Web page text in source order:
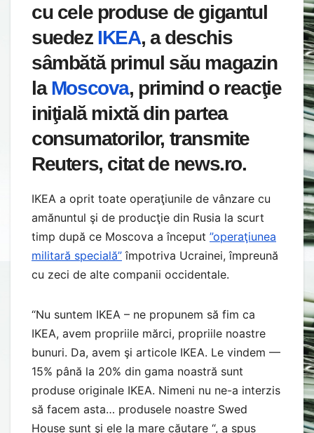
cu cele produse de gigantul
suedez IKEA, a deschis
sâmbătă primul său magazin
laMoscova, primind o reacţie
iniţială mixtă din partea
consumatorilor, transmite
Reuters, citat de news.ro.
IKEA a oprit toate operaţiunile de vânzare cu
amănuntul şi de producţie din Rusia la scurt
timp după ce Moscova a început ”operaţiunea
militară specială” împotriva Ucrainei, împreună
cu zeci de alte companii occidentale.
“Nu suntem IKEA – ne propunem să fim ca
IKEA, avem propriile mărci, propriile noastre
bunuri. Da, avem şi articole IKEA. Le vindem —
15% până la 20% din gama noastră sunt
produse originale IKEA. Nimeni nu ne-a interzis
să facem asta… produsele noastre Swed
House sunt şi ele la mare căutare “, a spus